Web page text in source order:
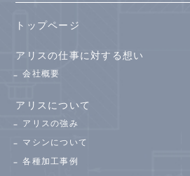
トップページ
アリスの仕事に対する想い
会社概要
アリスについて
アリスの強み
マシンについて
各種加工事例